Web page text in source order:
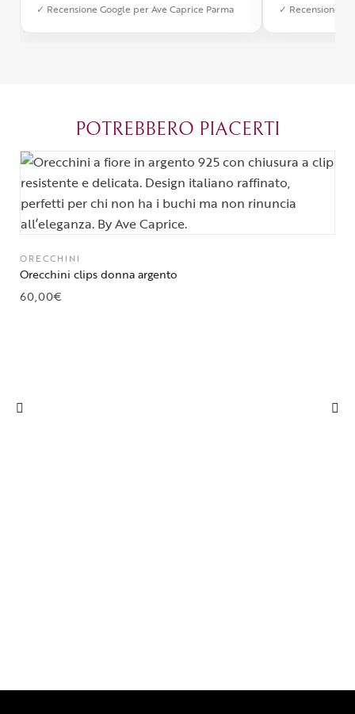
stato impeccabile: veloce, preciso e
✓ Recensione Google per Ave Caprice Parma
qualità e si
✓ Recensione
POTREBBERO PIACERTI
ORECCHINI
Orecchini clips donna argento
60,00€